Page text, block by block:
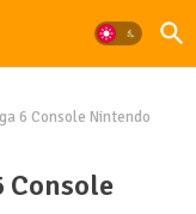
6 Console Nintendo
Console